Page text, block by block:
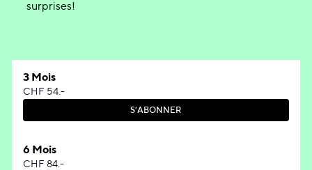
surprises!
3 Mois
CHF 54.-
S’ABON N ER
S’ABONNER
6 Mois
CHF 84.-